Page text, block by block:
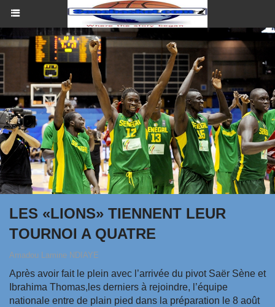
LES «LIONS» TIENNENT LEUR
TOURNOI A QUATRE
Amadou Lamine NDIAYE
Après avoir fait le plein avec l’arrivée du pivot Saër Sène et
Ibrahima Thomas,les derniers à rejoindre, l’équipe
nationale entre de plain pied dans la préparation le 8 août